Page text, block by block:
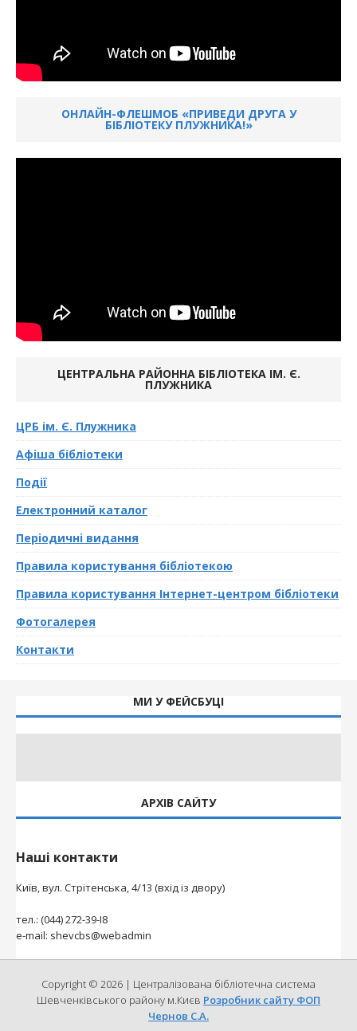
ОНЛАЙН-ФЛЕШМОБ «ПРИВЕДИ ДРУГА У
БІБЛІОТЕКУ ПЛУЖНИКА!»
ЦЕНТРАЛЬНА РАЙОННА БІБЛІОТЕКА ІМ. Є.
ПЛУЖНИКА
ЦРБ ім. Є. Плужника
Афiша бібліотеки
Події
Електронний каталог
Перiодичнi видання
Правила користування бібліотекою
Правила користування Інтернет-центром бібліотеки
Фотогалерея
Контакти
МИ У ФЕЙСБУЦІ
АРХІВ САЙТУ
Наші контакти
Київ, вул. Стрітенська, 4/13 (вхід із двору)
тел.: (044) 272-39-І8
e-mail: shevcbs@webadmin
Copyright © 2026 | Централізована бібліотечна система
Шевченківського району м.Києв Розробник сайту ФОП
Чернов С.А.